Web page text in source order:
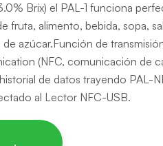
Brix) el PAL-1 funciona
fruta, alimento, bebida, sopa,
azúcar.Función de
(NFC, comunicación de
de datos trayendo PAL-
al Lector NFC-USB.